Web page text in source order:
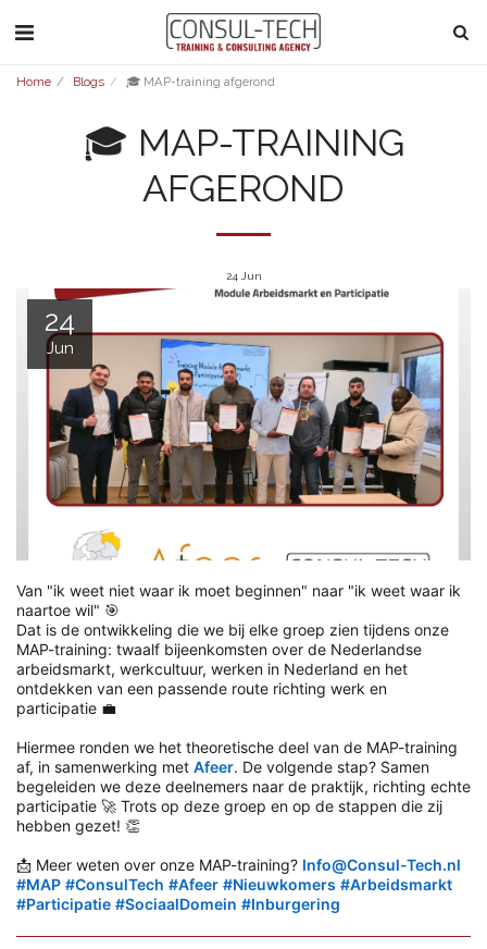
Home Blogs 🎓 MAP-training afgerond
🎓 MAP-TRAINING
AFGEROND
24 Jun
24
Jun
Van "ik weet niet waar ik moet beginnen" naar "ik weet waar ik
naartoe wil" 🎯
Dat is de ontwikkeling die we bij elke groep zien tijdens onze
MAP-training: twaalf bijeenkomsten over de Nederlandse
arbeidsmarkt, werkcultuur, werken in Nederland en het
ontdekken van een passende route richting werk en
participatie 💼
Hiermee ronden we het theoretische deel van de MAP-training
af, in samenwerking met Afeer. De volgende stap? Samen
begeleiden we deze deelnemers naar de praktijk, richting echte
participatie 🚀 Trots op deze groep en op de stappen die zij
hebben gezet! 👏
📩 Meer weten over onze MAP-training? Info@Consul-Tech.nl
hashtag
#MAP
hashtag
#ConsulTech
hashtag
#Afeer
hashtag
#Nieuwkomers
hashtag
#Arbeidsmarkt
hashtag
#Participatie #SociaalDomein #Inburgering